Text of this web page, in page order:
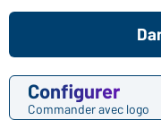
Configurer
Commander avec logo